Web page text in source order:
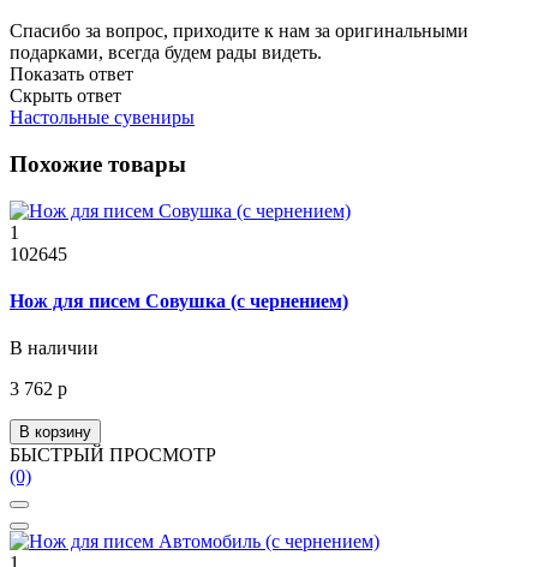
Спасибо за вопрос, приходите к нам за оригинальными
подарками, всегда будем рады видеть.
Показать ответ
Скрыть ответ
Настольные сувениры
Похожие товары
1
102645
Нож для писем Совушка (с чернением)
В наличии
3 762 р
В корзину
БЫСТРЫЙ ПРОСМОТР
(0)